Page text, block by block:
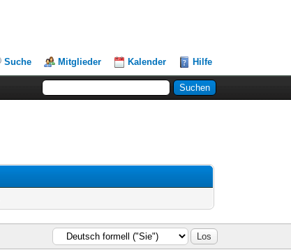
Suche Mitglieder Kalender Hilfe